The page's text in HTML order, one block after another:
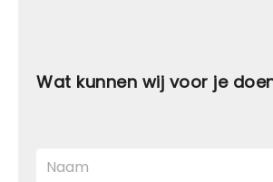
Wat kunnen wij voor je